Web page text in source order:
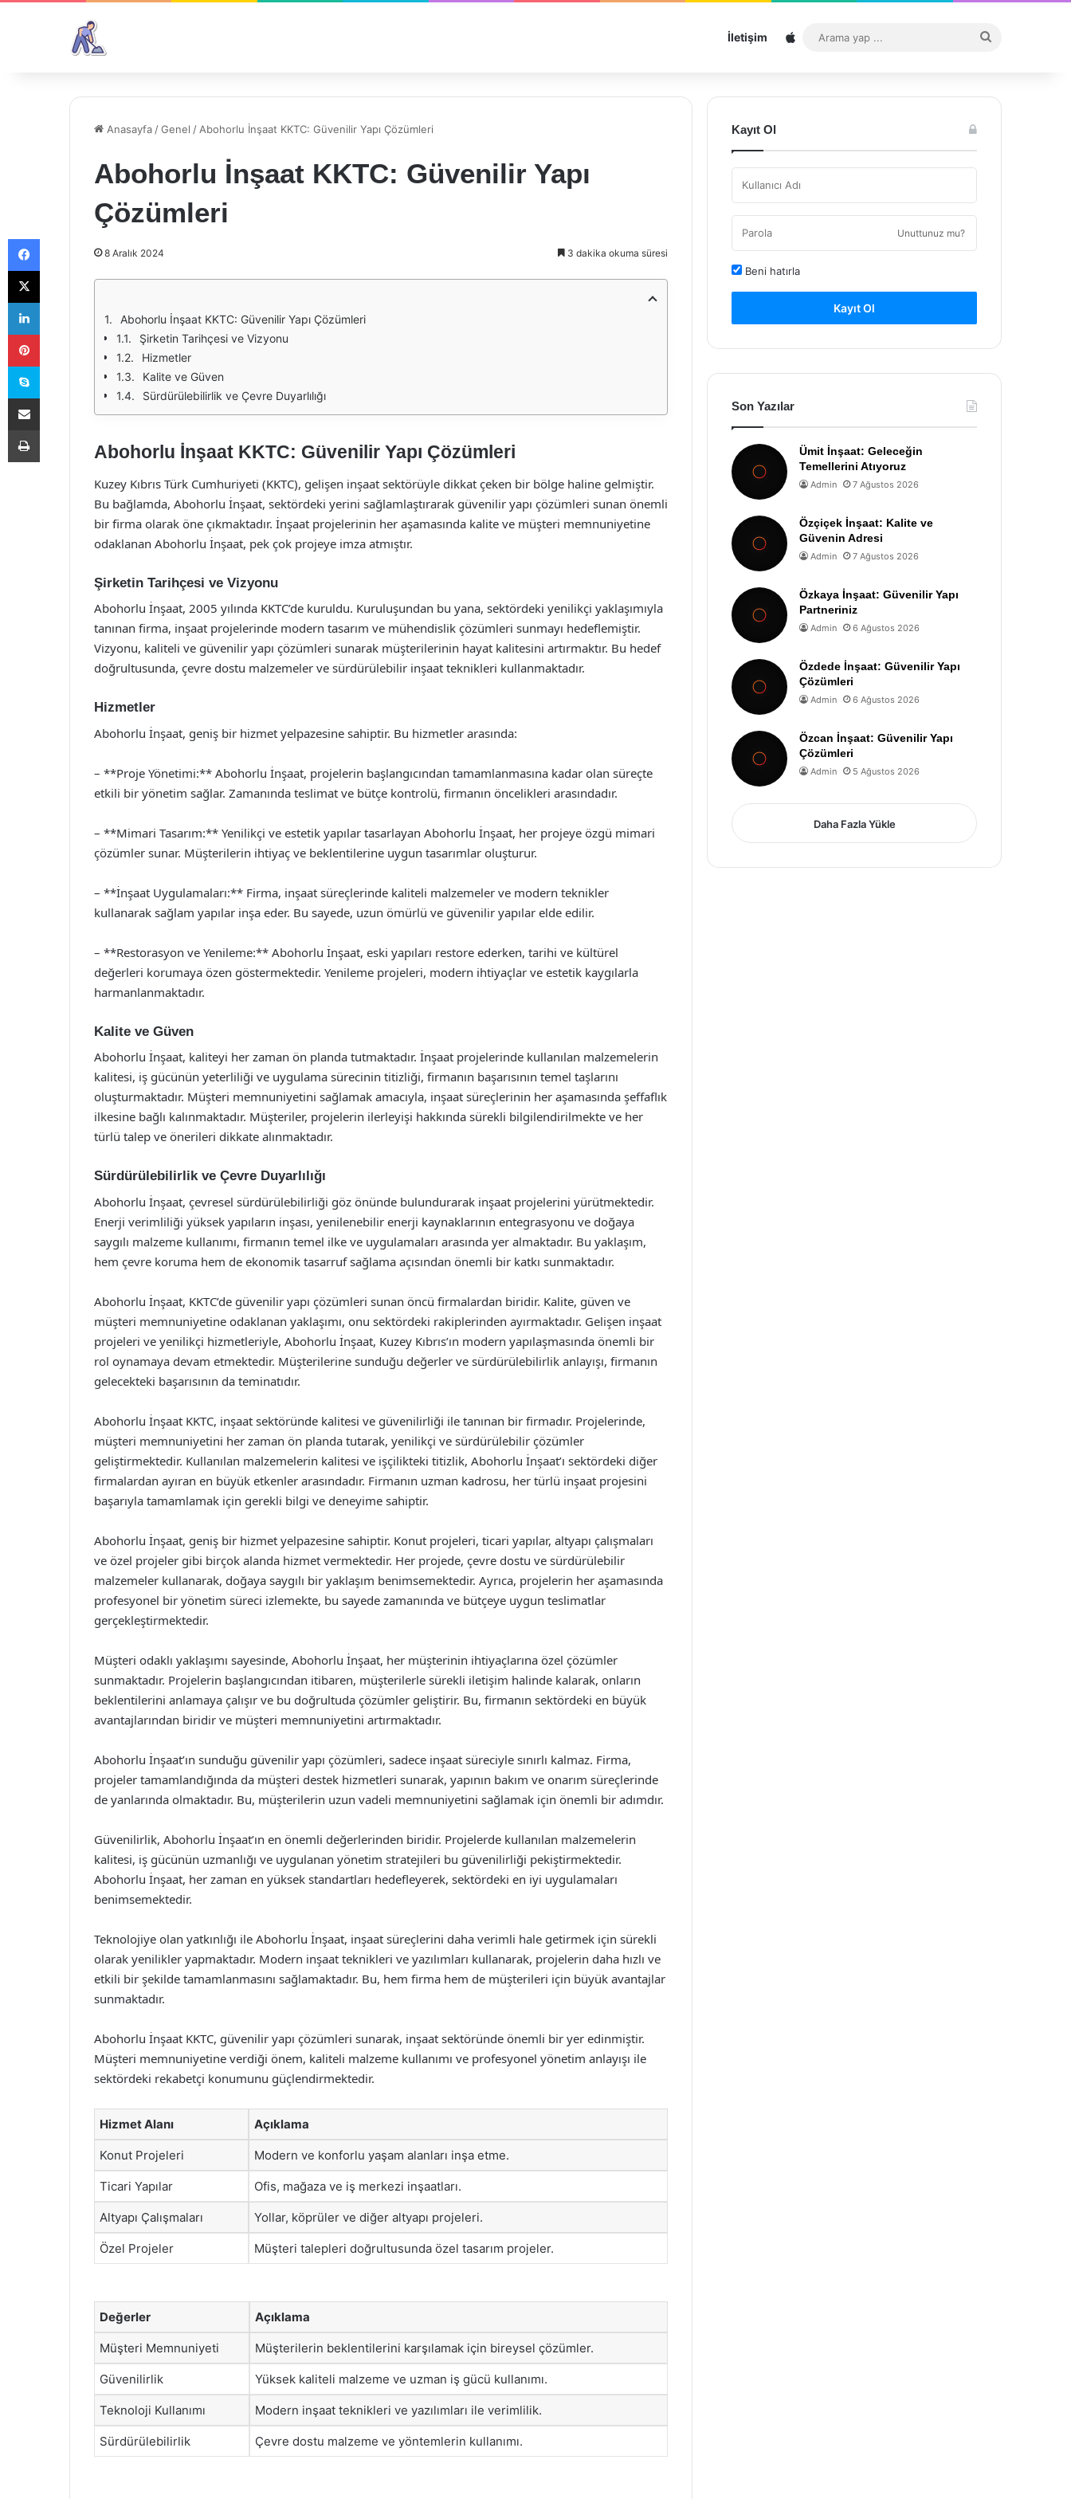
İletişim Sitemap
...
Anasayfa /Genel / Abohorlu İnşaat KKTC: Güvenilir Yapı Çözümleri
Abohorlu İnşaat KKTC: Güvenilir Yapı
Çözümleri
8 Aralık 2024 3 dakika okuma süresi
Abohorlu İnşaat KKTC: Güvenilir Yapı Çözümleri
Şirketin Tarihçesi ve Vizyonu
Hizmetler
Kalite ve Güven
Sürdürülebilirlik ve Çevre Duyarlılığı
Abohorlu İnşaat KKTC: Güvenilir Yapı Çözümleri
Kuzey Kıbrıs Türk Cumhuriyeti (KKTC), gelişen inşaat sektörüyle dikkat çeken bir bölge haline gelmiştir.
Bu bağlamda, Abohorlu İnşaat, sektördeki yerini sağlamlaştırarak güvenilir yapı çözümleri sunan önemli
bir firma olarak öne çıkmaktadır. İnşaat projelerinin her aşamasında kalite ve müşteri memnuniyetine
odaklanan Abohorlu İnşaat, pek çok projeye imza atmıştır.
Şirketin Tarihçesi ve Vizyonu
Abohorlu İnşaat, 2005 yılında KKTC’de kuruldu. Kuruluşundan bu yana, sektördeki yenilikçi yaklaşımıyla
tanınan firma, inşaat projelerinde modern tasarım ve mühendislik çözümleri sunmayı hedeflemiştir.
Vizyonu, kaliteli ve güvenilir yapı çözümleri sunarak müşterilerinin hayat kalitesini artırmaktır. Bu hedef
doğrultusunda, çevre dostu malzemeler ve sürdürülebilir inşaat teknikleri kullanmaktadır.
Hizmetler
Abohorlu İnşaat, geniş bir hizmet yelpazesine sahiptir. Bu hizmetler arasında:
– **Proje Yönetimi:** Abohorlu İnşaat, projelerin başlangıcından tamamlanmasına kadar olan süreçte
etkili bir yönetim sağlar. Zamanında teslimat ve bütçe kontrolü, firmanın öncelikleri arasındadır.
– **Mimari Tasarım:** Yenilikçi ve estetik yapılar tasarlayan Abohorlu İnşaat, her projeye özgü mimari
çözümler sunar. Müşterilerin ihtiyaç ve beklentilerine uygun tasarımlar oluşturur.
– **İnşaat Uygulamaları:** Firma, inşaat süreçlerinde kaliteli malzemeler ve modern teknikler
kullanarak sağlam yapılar inşa eder. Bu sayede, uzun ömürlü ve güvenilir yapılar elde edilir.
– **Restorasyon ve Yenileme:** Abohorlu İnşaat, eski yapıları restore ederken, tarihi ve kültürel
değerleri korumaya özen göstermektedir. Yenileme projeleri, modern ihtiyaçlar ve estetik kaygılarla
harmanlanmaktadır.
Kalite ve Güven
Abohorlu İnşaat, kaliteyi her zaman ön planda tutmaktadır. İnşaat projelerinde kullanılan malzemelerin
kalitesi, iş gücünün yeterliliği ve uygulama sürecinin titizliği, firmanın başarısının temel taşlarını
oluşturmaktadır. Müşteri memnuniyetini sağlamak amacıyla, inşaat süreçlerinin her aşamasında şeffaflık
ilkesine bağlı kalınmaktadır. Müşteriler, projelerin ilerleyişi hakkında sürekli bilgilendirilmekte ve her
türlü talep ve önerileri dikkate alınmaktadır.
Sürdürülebilirlik ve Çevre Duyarlılığı
Abohorlu İnşaat, çevresel sürdürülebilirliği göz önünde bulundurarak inşaat projelerini yürütmektedir.
Enerji verimliliği yüksek yapıların inşası, yenilenebilir enerji kaynaklarının entegrasyonu ve doğaya
saygılı malzeme kullanımı, firmanın temel ilke ve uygulamaları arasında yer almaktadır. Bu yaklaşım,
hem çevre koruma hem de ekonomik tasarruf sağlama açısından önemli bir katkı sunmaktadır.
Abohorlu İnşaat, KKTC’de güvenilir yapı çözümleri sunan öncü firmalardan biridir. Kalite, güven ve
müşteri memnuniyetine odaklanan yaklaşımı, onu sektördeki rakiplerinden ayırmaktadır. Gelişen inşaat
projeleri ve yenilikçi hizmetleriyle, Abohorlu İnşaat, Kuzey Kıbrıs’ın modern yapılaşmasında önemli bir
rol oynamaya devam etmektedir. Müşterilerine sunduğu değerler ve sürdürülebilirlik anlayışı, firmanın
gelecekteki başarısının da teminatıdır.
Abohorlu İnşaat KKTC, inşaat sektöründe kalitesi ve güvenilirliği ile tanınan bir firmadır. Projelerinde,
müşteri memnuniyetini her zaman ön planda tutarak, yenilikçi ve sürdürülebilir çözümler
geliştirmektedir. Kullanılan malzemelerin kalitesi ve işçilikteki titizlik, Abohorlu İnşaat’ı sektördeki diğer
firmalardan ayıran en büyük etkenler arasındadır. Firmanın uzman kadrosu, her türlü inşaat projesini
başarıyla tamamlamak için gerekli bilgi ve deneyime sahiptir.
Abohorlu İnşaat, geniş bir hizmet yelpazesine sahiptir. Konut projeleri, ticari yapılar, altyapı çalışmaları
ve özel projeler gibi birçok alanda hizmet vermektedir. Her projede, çevre dostu ve sürdürülebilir
malzemeler kullanarak, doğaya saygılı bir yaklaşım benimsemektedir. Ayrıca, projelerin her aşamasında
profesyonel bir yönetim süreci izlemekte, bu sayede zamanında ve bütçeye uygun teslimatlar
gerçekleştirmektedir.
Müşteri odaklı yaklaşımı sayesinde, Abohorlu İnşaat, her müşterinin ihtiyaçlarına özel çözümler
sunmaktadır. Projelerin başlangıcından itibaren, müşterilerle sürekli iletişim halinde kalarak, onların
beklentilerini anlamaya çalışır ve bu doğrultuda çözümler geliştirir. Bu, firmanın sektördeki en büyük
avantajlarından biridir ve müşteri memnuniyetini artırmaktadır.
Abohorlu İnşaat’ın sunduğu güvenilir yapı çözümleri, sadece inşaat süreciyle sınırlı kalmaz. Firma,
projeler tamamlandığında da müşteri destek hizmetleri sunarak, yapının bakım ve onarım süreçlerinde
de yanlarında olmaktadır. Bu, müşterilerin uzun vadeli memnuniyetini sağlamak için önemli bir adımdır.
Güvenilirlik, Abohorlu İnşaat’ın en önemli değerlerinden biridir. Projelerde kullanılan malzemelerin
kalitesi, iş gücünün uzmanlığı ve uygulanan yönetim stratejileri bu güvenilirliği pekiştirmektedir.
Abohorlu İnşaat, her zaman en yüksek standartları hedefleyerek, sektördeki en iyi uygulamaları
benimsemektedir.
Teknolojiye olan yatkınlığı ile Abohorlu İnşaat, inşaat süreçlerini daha verimli hale getirmek için sürekli
olarak yenilikler yapmaktadır. Modern inşaat teknikleri ve yazılımları kullanarak, projelerin daha hızlı ve
etkili bir şekilde tamamlanmasını sağlamaktadır. Bu, hem firma hem de müşterileri için büyük avantajlar
sunmaktadır.
Abohorlu İnşaat KKTC, güvenilir yapı çözümleri sunarak, inşaat sektöründe önemli bir yer edinmiştir.
Müşteri memnuniyetine verdiği önem, kaliteli malzeme kullanımı ve profesyonel yönetim anlayışı ile
sektördeki rekabetçi konumunu güçlendirmektedir.
Hizmet Alanı Açıklama
Konut Projeleri Modern ve konforlu yaşam alanları inşa etme.
Ticari Yapılar Ofis, mağaza ve iş merkezi inşaatları.
Altyapı Çalışmaları Yollar, köprüler ve diğer altyapı projeleri.
Özel Projeler Müşteri talepleri doğrultusunda özel tasarım projeler.
Değerler Açıklama
Müşteri Memnuniyeti Müşterilerin beklentilerini karşılamak için bireysel çözümler.
Güvenilirlik Yüksek kaliteli malzeme ve uzman iş gücü kullanımı.
Teknoloji Kullanımı Modern inşaat teknikleri ve yazılımları ile verimlilik.
Sürdürülebilirlik Çevre dostu malzeme ve yöntemlerin kullanımı.
Kayıt Ol
Unuttunuz mu?
Beni hatırla
Kayıt Ol
Son Yazılar
Ümit İnşaat: Geleceğin
Temellerini Atıyoruz
Admin 7 Ağustos 2026
Özçiçek İnşaat: Kalite ve
Güvenin Adresi
Admin 7 Ağustos 2026
Özkaya İnşaat: Güvenilir Yapı
Partneriniz
Admin 6 Ağustos 2026
Özdede İnşaat: Güvenilir Yapı
Çözümleri
Admin 6 Ağustos 2026
Özcan İnşaat: Güvenilir Yapı
Çözümleri
Admin 5 Ağustos 2026
Daha Fazla Yükle
Facebook
X
LinkedIn
Pinterest
Skype
E-Posta ile paylaş